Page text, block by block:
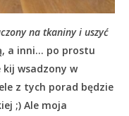
na tkaniny i uszyć
a inni… po prostu
wsadzony w
z tych porad będzie
;) Ale moja